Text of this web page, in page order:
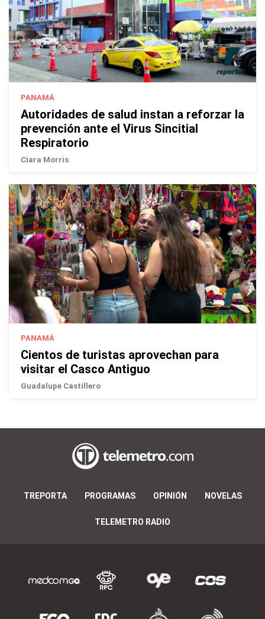
PANAMÁ
Autoridades de salud instan a reforzar la
prevención ante el Virus Sincitial
Respiratorio
Ciara Morris
PANAMÁ
Cientos de turistas aprovechan para
visitar el Casco Antiguo
Guadalupe Castillero
TREPORTA PROGRAMAS OPINIÓN NOVELAS
TELEMETRO RADIO